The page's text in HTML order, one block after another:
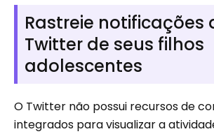
Rastreie notificações
Twitter de seus filhos
adolescentes
O Twitter não possui recursos de
integrados para visualizar a